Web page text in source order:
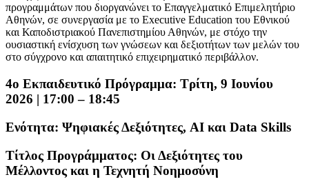
προγραμμάτων που διοργανώνει το Επαγγελματικό Επιμελητήριο
Αθηνών, σε συνεργασία με το Executive Education του Εθνικού
και Καποδιστριακού Πανεπιστημίου Αθηνών, με στόχο την
ουσιαστική ενίσχυση των γνώσεων και δεξιοτήτων των μελών του
στο σύγχρονο και απαιτητικό επιχειρηματικό περιβάλλον.
4ο Εκπαιδευτικό Πρόγραμμα: Τρίτη, 9 Ιουνίου
2026 | 17:00 – 18:45
Ενότητα: Ψηφιακές Δεξιότητες, AI και Data Skills
Τίτλος Προγράμματος: Οι Δεξιότητες του
Μέλλοντος και η Τεχνητή Νοημοσύνη